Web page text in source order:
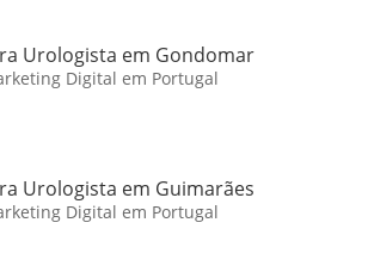
Urologista em Gondomar
Digital em Portugal
Urologista em Guimarães
Digital em Portugal